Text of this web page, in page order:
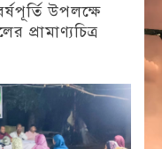
উপলক্ষে
প্রামাণ্যচিত্র